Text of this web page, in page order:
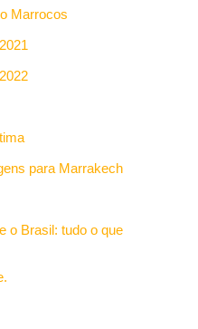
Marrocos
para Marrakech
o Brasil: tudo o que